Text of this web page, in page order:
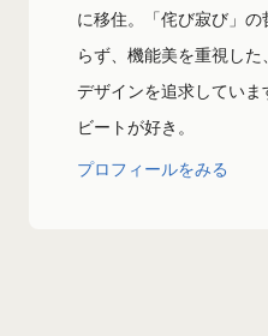
に移住。「侘び寂び」
らず、機能美を重視し
デザインを追求してい
ビートが好き。
プロフィールをみる